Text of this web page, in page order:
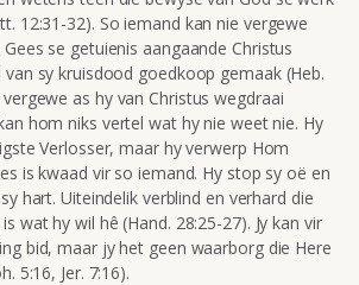
12:31-32). So iemand kan nie vergewe
se getuienis aangaande Christus
sy kruisdood goedkoop gemaak (Heb.
as hy van Christus wegdraai
hom niks vertel wat hy nie weet nie. Hy
Verlosser, maar hy verwerp Hom
is kwaad vir so iemand. Hy stop sy oë en
hart. Uiteindelik verblind en verhard die
wat hy wil hê (Hand. 28:25-27). Jy kan vir
bid, maar jy het geen waarborg die Here
5:16, Jer. 7:16).